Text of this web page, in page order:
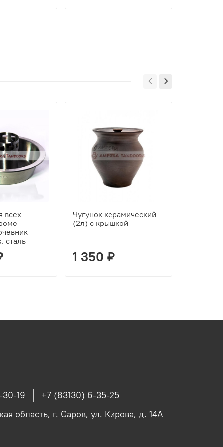
всех
сталь
Чугунок керамический
(2л) с крышкой
1 350 ₽
19
+7 (83130) 6-35-25
область, г. Саров, ул. Кирова, д. 14А